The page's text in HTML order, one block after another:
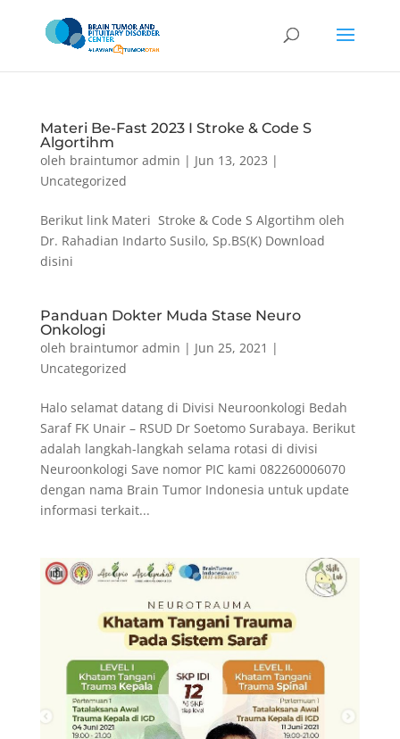
Materi Be-Fast 2023 I Stroke & Code S
Algortihm
oleh braintumor admin | Jun 13, 2023 |
Uncategorized
Berikut link Materi Stroke & Code S Algortihm oleh
Dr. Rahadian Indarto Susilo, Sp.BS(K) Download
disini
Panduan Dokter Muda Stase Neuro
Onkologi
oleh braintumor admin | Jun 25, 2021 |
Uncategorized
Halo selamat datang di Divisi Neuroonkologi Bedah
Saraf FK Unair – RSUD Dr Soetomo Surabaya. Berikut
adalah langkah-langkah selama rotasi di divisi
Neuroonkologi Save nomor PIC kami 082260006070
dengan nama Brain Tumor Indonesia untuk update
informasi terkait...